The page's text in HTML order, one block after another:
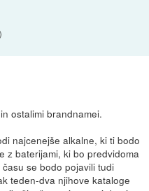
)
ostalimi brandnamei.
najcenejše alkalne, ki ti bodo
z baterijami, ki bo predvidoma
se bodo pojavili tudi
teden-dva njihove kataloge